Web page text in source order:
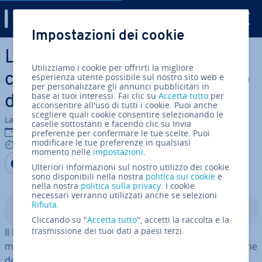
Vai al contenuto prin­ci­pa­le
Livello fisico: tutto quello che
c’è da sapere sul primo livello
del modello ISO/OSI
La redazione di IONOS
02 mar 2023
4 mins
Condividi via Facebook
Condividi via Twitter
Condividi via LinkedIN
Aggiungi come fonte
preferita su Google
Indice
Il livello fisico è il primo e quindi il più basso livello del
modello ISO/OSI. Permette l’at­ti­va­zio­ne e la di­sat­ti­va­zio­ne
Impostazioni dei cookie
Utilizziamo i cookie per offrirti la migliore
esperienza utente possibile sul nostro sito web e
per personalizzare gli annunci pubblicitari in
base ai tuoi interessi. Fai clic suAccetta tutto per
acconsentire all'uso di tutti i cookie. Puoi anche
scegliere quali cookie consentire selezionando le
caselle sottostanti e facendo clic su Invia
preferenze per confermare le tue scelte. Puoi
modificare le tue preferenze in qualsiasi
momento nelle impostazioni.
Ulteriori informazioni sul nostro utilizzo dei cookie
sono disponibili nella nostra politica sui cookie e
nella nostra politica sulla privacy. I cookie
necessari verranno utilizzati anche se selezioni
Rifiuta.
Cliccando su "Accetta tutto", accetti la raccolta e la
trasmissione dei tuoi dati a paesi terzi.